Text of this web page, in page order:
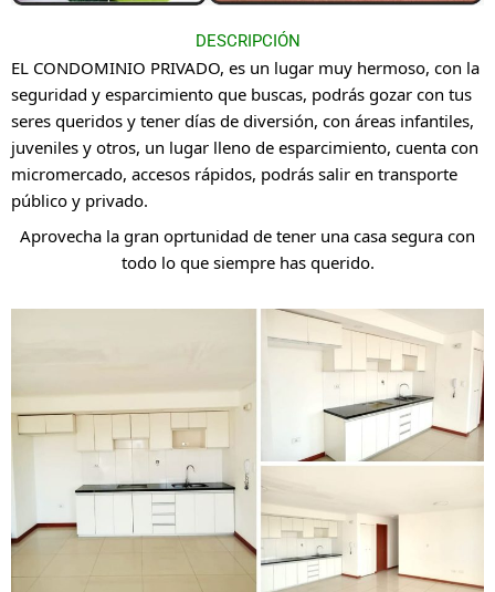
DESCRIPCIÓN
EL CONDOMINIO PRIVADO, es un lugar muy hermoso, con la
seguridad y esparcimiento que buscas, podrás gozar con tus
seres queridos y tener días de diversión, con áreas infantiles,
juveniles y otros, un lugar lleno de esparcimiento, cuenta con
micromercado, accesos rápidos, podrás salir en transporte
público y privado.
Aprovecha la gran oprtunidad de tener una casa segura con
todo lo que siempre has querido.